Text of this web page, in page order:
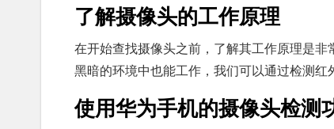
了解摄像头的工作原理
在开始查找摄像头之前，了解其工作原理是
黑暗的环境中也能工作，我们可以通过检测红
使用华为手机的摄像头检测